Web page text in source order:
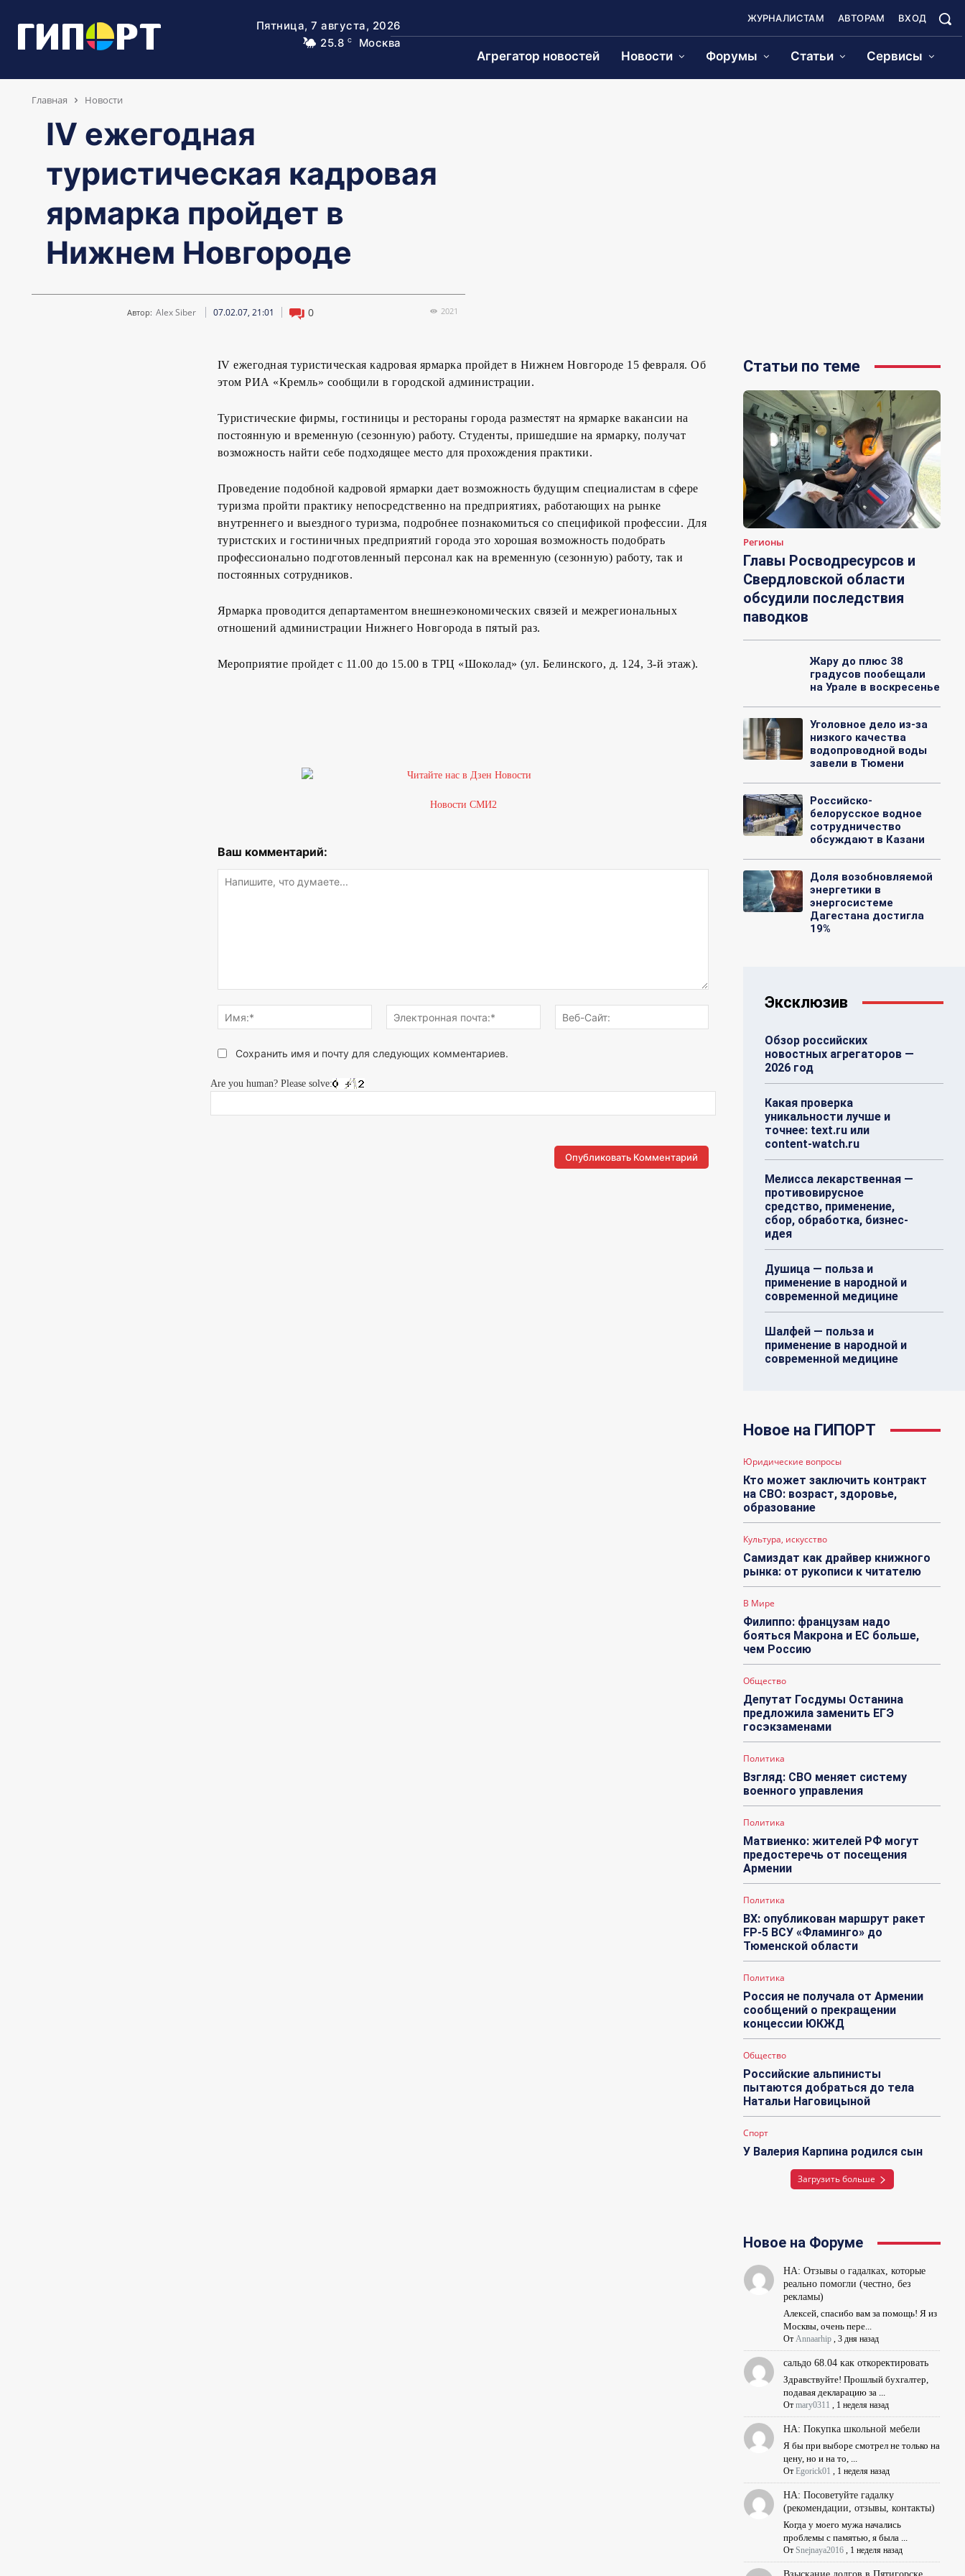
Пятница, 7 августа, 2026
25.8 C Москва
ЖУРНАЛИСТАМ АВТОРАМ ВХОД
Агрегатор новостей Новости Форумы Статьи Сервисы
Главная Новости
IV ежегодная
туристическая кадровая
ярмарка пройдет в
Нижнем Новгороде
Автор: Alex Siber 07.02.07, 21:01 0 2021
IV ежегодная туристическая кадровая ярмарка пройдет в Нижнем Новгороде 15 февраля. Об
этом РИА «Кремль» сообщили в городской администрации.
Туристические фирмы, гостиницы и рестораны города разместят на ярмарке вакансии на
постоянную и временную (сезонную) работу. Студенты, пришедшие на ярмарку, получат
возможность найти себе подходящее место для прохождения практики.
Проведение подобной кадровой ярмарки дает возможность будущим специалистам в сфере
туризма пройти практику непосредственно на предприятиях, работающих на рынке
внутреннего и выездного туризма, подробнее познакомиться со спецификой профессии. Для
туристских и гостиничных предприятий города это хорошая возможность подобрать
профессионально подготовленный персонал как на временную (сезонную) работу, так и
постоянных сотрудников.
Ярмарка проводится департаментом внешнеэкономических связей и межрегиональных
отношений администрации Нижнего Новгорода в пятый раз.
Мероприятие пройдет с 11.00 до 15.00 в ТРЦ «Шоколад» (ул. Белинского, д. 124, 3-й этаж).
Новости СМИ2
Ваш комментарий:
что
думаете...
Имя:*
Электронная
почта:*
Сохранить имя и почту для следующих комментариев.
Are you human? Please solve:
Статьи по теме
Регионы
Главы Росводресурсов и
Свердловской области
обсудили последствия
паводков
Жару до плюс 38
градусов пообещали
на Урале в воскресенье
Уголовное дело из-за
низкого качества
водопроводной воды
завели в Тюмени
Российско-
белорусское водное
сотрудничество
обсуждают в Казани
Доля возобновляемой
энергетики в
энергосистеме
Дагестана достигла
19%
Эксклюзив
Обзор российских
новостных агрегаторов —
2026 год
Какая проверка
уникальности лучше и
точнее: text.ru или
content-watch.ru
Мелисса лекарственная —
противовирусное
средство, применение,
сбор, обработка, бизнес-
идея
Душица — польза и
применение в народной и
современной медицине
Шалфей — польза и
применение в народной и
современной медицине
Новое на ГИПОРТ
Юридические вопросы
Кто может заключить контракт
на СВО: возраст, здоровье,
образование
Культура, искусство
Самиздат как драйвер книжного
рынка: от рукописи к читателю
В Мире
Филиппо: французам надо
бояться Макрона и ЕС больше,
чем Россию
Общество
Депутат Госдумы Останина
предложила заменить ЕГЭ
госэкзаменами
Политика
Взгляд: СВО меняет систему
военного управления
Политика
Матвиенко: жителей РФ могут
предостеречь от посещения
Армении
Политика
ВХ: опубликован маршрут ракет
FP-5 ВСУ «Фламинго» до
Тюменской области
Политика
Россия не получала от Армении
сообщений о прекращении
концессии ЮКЖД
Общество
Российские альпинисты
пытаются добраться до тела
Натальи Наговицыной
Спорт
У Валерия Карпина родился сын
Загрузить больше
Новое на Форуме
НА: Отзывы о гадалках, которые
реально помогли (честно, без
рекламы)
Алексей, спасибо вам за помощь! Я из
Москвы, очень пере...
От Annaarhip, 3 дня назад
сальдо 68.04 как откоректировать
Здравствуйте! Прошлый бухгалтер,
подавая декларацию за ...
От mary0311 , 1 неделя назад
НА: Покупка школьной мебели
Я бы при выборе смотрел не только на
цену, но и на то, ...
От Egorick01 , 1 неделя назад
НА: Посоветуйте гадалку
(рекомендации, отзывы, контакты)
Когда у моего мужа начались
проблемы с памятью, я была ...
От Snejnaya2016, 1 неделя назад